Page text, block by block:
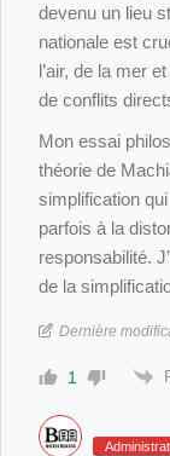
devenu un lieu
nationale est
l’air, de la mer
de conflits
Mon essai
théorie de
simplification
parfois à la
responsabilité.
de la
Dernière
1